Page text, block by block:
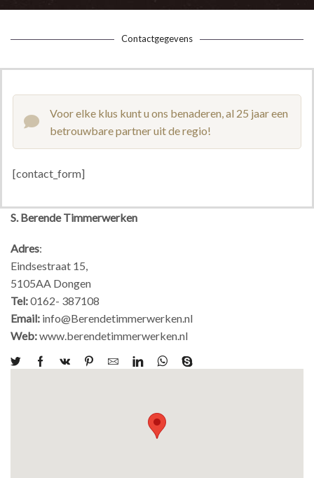
Contactgegevens
Voor elke klus kunt u ons benaderen, al 25 jaar een
betrouwbare partner uit de regio!
[contact_form]
S. Berende Timmerwerken
Adres:
Eindsestraat 15,
5105AA Dongen
Tel:0162- 387108
Email: info@Berendetimmerwerken.nl
Web:www.berendetimmerwerken.nl